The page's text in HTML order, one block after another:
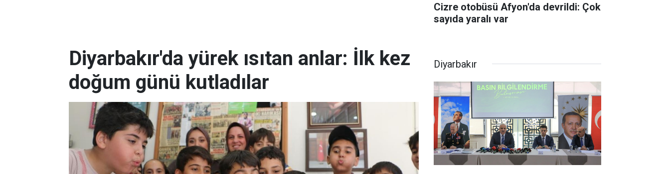
Cizre otobüsü Afyon'da devrildi: Çok
sayıda yaralı var
Diyarbakır'da yürek ısıtan anlar: İlk kez
doğum günü kutladılar
Diyarbakır